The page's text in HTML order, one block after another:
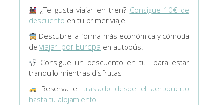
¿Te gusta viajar en tren? Consigue 10€ de
descuento en tu primer viaje
Descubre la forma más económica y cómoda
de viajar por Europa en autobús.
Consigue un descuento en tu
para estar
tranquilo mientras disfrutas
Reserva eltraslado desde el aeropuerto
hasta tu alojamiento.